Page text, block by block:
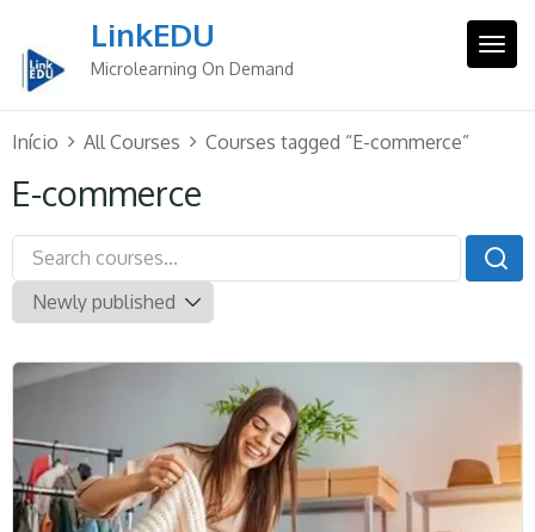
content
LinkEDU
Microlearning On Demand
Início All Courses Courses tagged “E-commerce”
E-commerce